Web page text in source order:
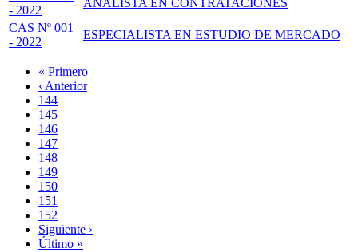
- 2022
ANALISTA EN CONTRATACIONES
CAS Nº 001
- 2022
ESPECIALISTA EN ESTUDIO DE MERCADO
Paginación
Primera
página
« Primero
Página
anterior
‹ Anterior
Page
144
Page
145
Page
146
Page
147
Página
actual
148
Page
149
Page
150
Page
151
Page
152
Siguiente
página
Siguiente ›
Última
Último »